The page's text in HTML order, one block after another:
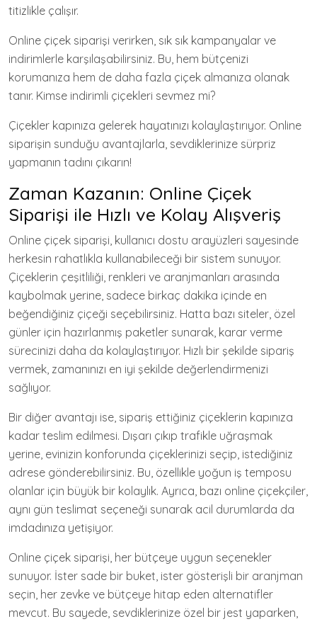
titizlikle çalışır.
Online çiçek siparişi verirken, sık sık kampanyalar ve
indirimlerle karşılaşabilirsiniz. Bu, hem bütçenizi
korumanıza hem de daha fazla çiçek almanıza olanak
tanır. Kimse indirimli çiçekleri sevmez mi?
Çiçekler kapınıza gelerek hayatınızı kolaylaştırıyor. Online
siparişin sunduğu avantajlarla, sevdiklerinize sürpriz
yapmanın tadını çıkarın!
Zaman Kazanın: Online Çiçek
Siparişi ile Hızlı ve Kolay Alışveriş
Online çiçek siparişi, kullanıcı dostu arayüzleri sayesinde
herkesin rahatlıkla kullanabileceği bir sistem sunuyor.
Çiçeklerin çeşitliliği, renkleri ve aranjmanları arasında
kaybolmak yerine, sadece birkaç dakika içinde en
beğendiğiniz çiçeği seçebilirsiniz. Hatta bazı siteler, özel
günler için hazırlanmış paketler sunarak, karar verme
sürecinizi daha da kolaylaştırıyor. Hızlı bir şekilde sipariş
vermek, zamanınızı en iyi şekilde değerlendirmenizi
sağlıyor.
Bir diğer avantajı ise, sipariş ettiğiniz çiçeklerin kapınıza
kadar teslim edilmesi. Dışarı çıkıp trafikle uğraşmak
yerine, evinizin konforunda çiçeklerinizi seçip, istediğiniz
adrese gönderebilirsiniz. Bu, özellikle yoğun iş temposu
olanlar için büyük bir kolaylık. Ayrıca, bazı online çiçekçiler,
aynı gün teslimat seçeneği sunarak acil durumlarda da
imdadınıza yetişiyor.
Online çiçek siparişi, her bütçeye uygun seçenekler
sunuyor. İster sade bir buket, ister gösterişli bir aranjman
seçin, her zevke ve bütçeye hitap eden alternatifler
mevcut. Bu sayede, sevdiklerinize özel bir jest yaparken,